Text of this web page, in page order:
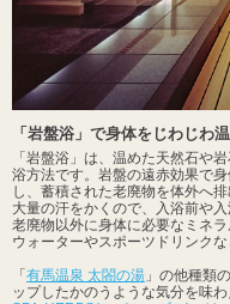
「岩盤浴」で身体をじわじわ
「岩盤浴」は、温めた天然石や
浴方法です。岩盤の遠赤効果で
し、蓄積された老廃物を体外へ
大量の汗をかくので、入浴前や
老廃物以外に身体に必要なミネ
ウォーターやスポーツドリンク
「 有馬温泉 太閤の湯 」の他種類
ップしたかのうような気分を味